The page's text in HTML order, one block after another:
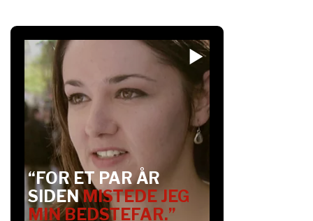
“FOR ET PAR ÅR
SIDENMISTEDE JEG
MIN BEDSTEFAR.”